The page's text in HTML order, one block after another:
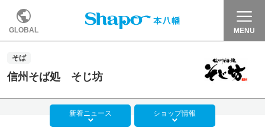
GLOBAL MENU
そば
信州そば処 そじ坊
新着ニュース ショップ情報